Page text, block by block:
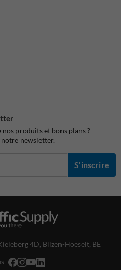
produits et bons plans ?
newsletter.
S'inscrire
4D, Bilzen-Hoeselt, BE